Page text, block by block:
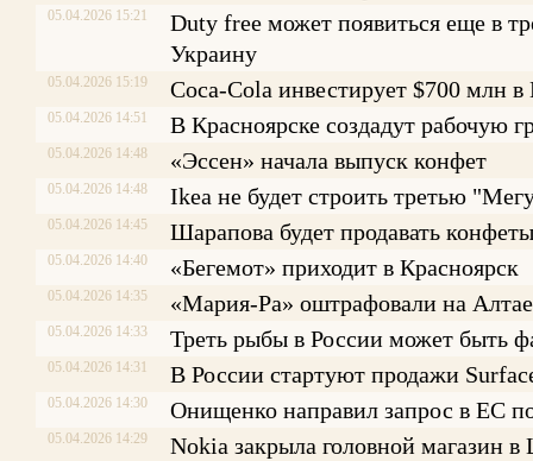
05.04.2026 15:21
Duty free может появиться еще в
Украину
05.04.2026 15:19 Coca-Cola инвестирует $700 млн
05.04.2026 14:51 В Красноярске создадут рабочую
05.04.2026 14:48 «Эссен» начала выпуск конфет
05.04.2026 14:48 Ikea не будет строить третью
05.04.2026 14:45 Шарапова будет продавать
05.04.2026 14:40 «Бегемот» приходит в Красноярск
05.04.2026 14:35 «Мария-Ра» оштрафовали на Алтае
05.04.2026 14:33 Треть рыбы в России может быть
05.04.2026 14:31 В России стартуют продажи
05.04.2026 14:30 Онищенко направил запрос в ЕС
05.04.2026 14:29 Nokia закрыла головной магазин